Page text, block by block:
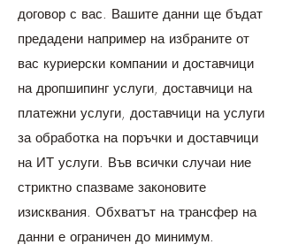
договор с вас. Вашите данни ще бъдат
предадени например на избраните от
вас куриерски компании и доставчици
на дропшипинг услуги, доставчици на
платежни услуги, доставчици на услуги
за обработка на поръчки и доставчици
на ИТ услуги. Във всички случаи ние
стриктно спазваме законовите
изисквания. Обхватът на трансфер на
данни е ограничен до минимум.